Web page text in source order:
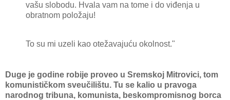
vašu slobodu. Hvala vam na tome i do viđenja u
obratnom položaju!
To su mi uzeli kao otežavajuću okolnost."
Duge je godine robije proveo u Sremskoj Mitrovici, tom
komunističkom sveučilištu. Tu se kalio u pravoga
narodnog tribuna, komunista, beskompromisnog borca